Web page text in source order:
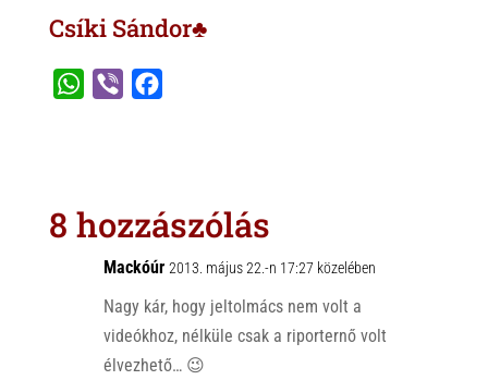
Csíki Sándor♣
A
o
o
8 hozzászólás
Mackóúr 2013. május 22.-n 17:27 közelében
Nagy kár, hogy jeltolmács nem volt a
videókhoz, nélküle csak a riporternő volt
élvezhető… 😉